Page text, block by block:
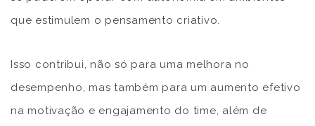
que estimulem o pensamento criativo.
Isso contribui, não só para uma melhora no
desempenho, mas também para um aumento efetivo
na motivação e engajamento do time, além de